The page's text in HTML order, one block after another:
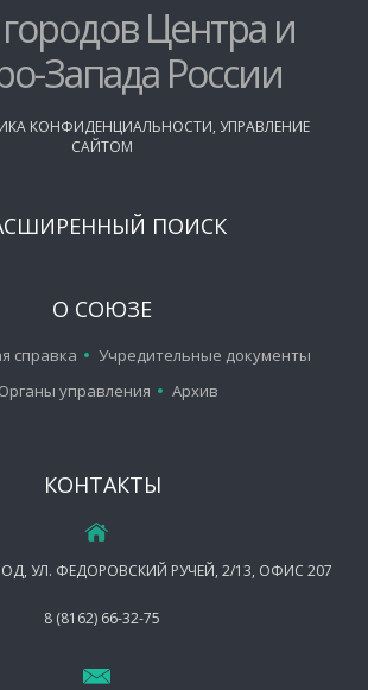
Центра и
Запада России
КОНФИДЕНЦИАЛЬНОСТИ, УПРАВЛЕНИЕ
САЙТОМ
ПОИСК
О СОЮЗЕ
справка
Учредительные документы
Органы управления
Архив
КОНТАКТЫ
УЛ. ФЕДОРОВСКИЙ РУЧЕЙ, 2/13, ОФИС 207
8 (8162) 66-32-75